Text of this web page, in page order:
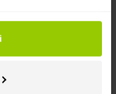
telematiikkaa
kuten